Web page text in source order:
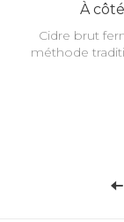
À côté
Cidre brut
méthode